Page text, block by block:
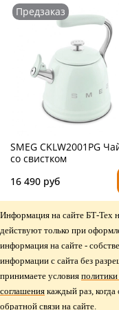
Предзаказ
SMEG CKLW2001PG
со свистком
16 490 руб
Информация на сайте БТ-Тех
действуют только при
информация на сайте -
информации с сайта без
принимаете условия
соглашения каждый раз,
обратной связи на сайте.